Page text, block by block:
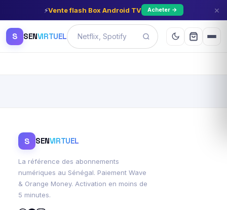
⚡Vente flash Box Android TV Acheter → ×
S SENVIRTUEL
S SENVIRTUEL
La référence des abonnements
numériques au Sénégal. Paiement Wave
& Orange Money. Activation en moins de
5 minutes.